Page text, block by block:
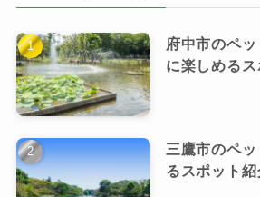
府中市のペ
に楽しめる
三鷹市のペ
るスポット紹